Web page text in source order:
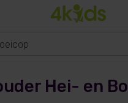
Hei- en